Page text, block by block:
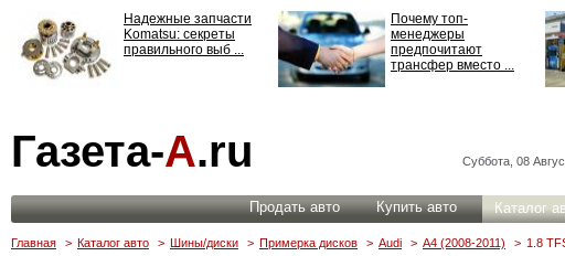
Надежные запчасти
Komatsu: секреты
правильного выб ...
Почему топ-
менеджеры
предпочитают
трансфер вместо ...
ответственности: все,
что нужно знать ...
Газета-А.ru Суббота, 08
Продать авто Купить авто Каталог
Главная > Каталог авто > Шины/диски > Примерка дисков > Audi > A4 (2008-2011) > 1.8